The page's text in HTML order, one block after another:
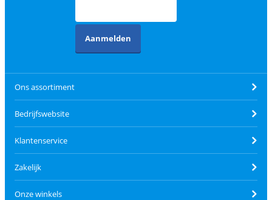
Aanmelden
Ons assortiment
Bedrijfswebsite
Klantenservice
Zakelijk
Onze winkels